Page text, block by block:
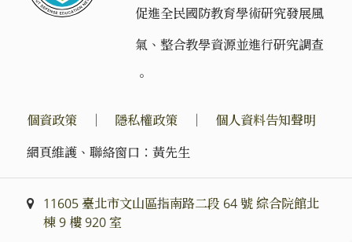
促進全民國防教育學術研究發展風
氣、整合教學資源並進行研究調查
。
個資政策 隱私權政策
個人資料告知聲明
網頁維護、聯絡窗口：黃先生
11605 臺北市文山區指南路二段 64 號 綜合院館北
棟 9 樓 920 室